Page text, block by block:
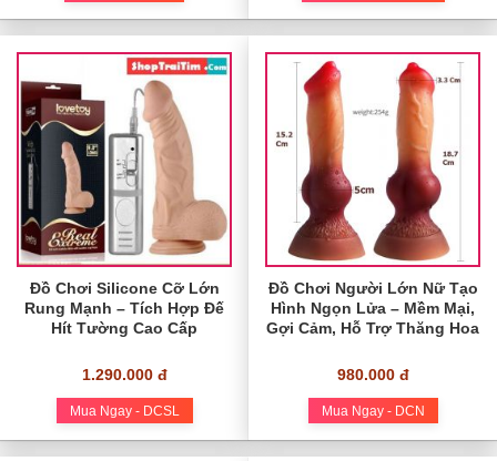
Đồ Chơi Silicone Cỡ Lớn
Rung Mạnh – Tích Hợp Đế
Hít Tường Cao Cấp
1.290.000 đ
Mua Ngay - DCSL
Đồ Chơi Người Lớn Nữ Tạo
Hình Ngọn Lửa – Mềm Mại,
Gợi Cảm, Hỗ Trợ Thăng Hoa
980.000 đ
Mua Ngay - DCN